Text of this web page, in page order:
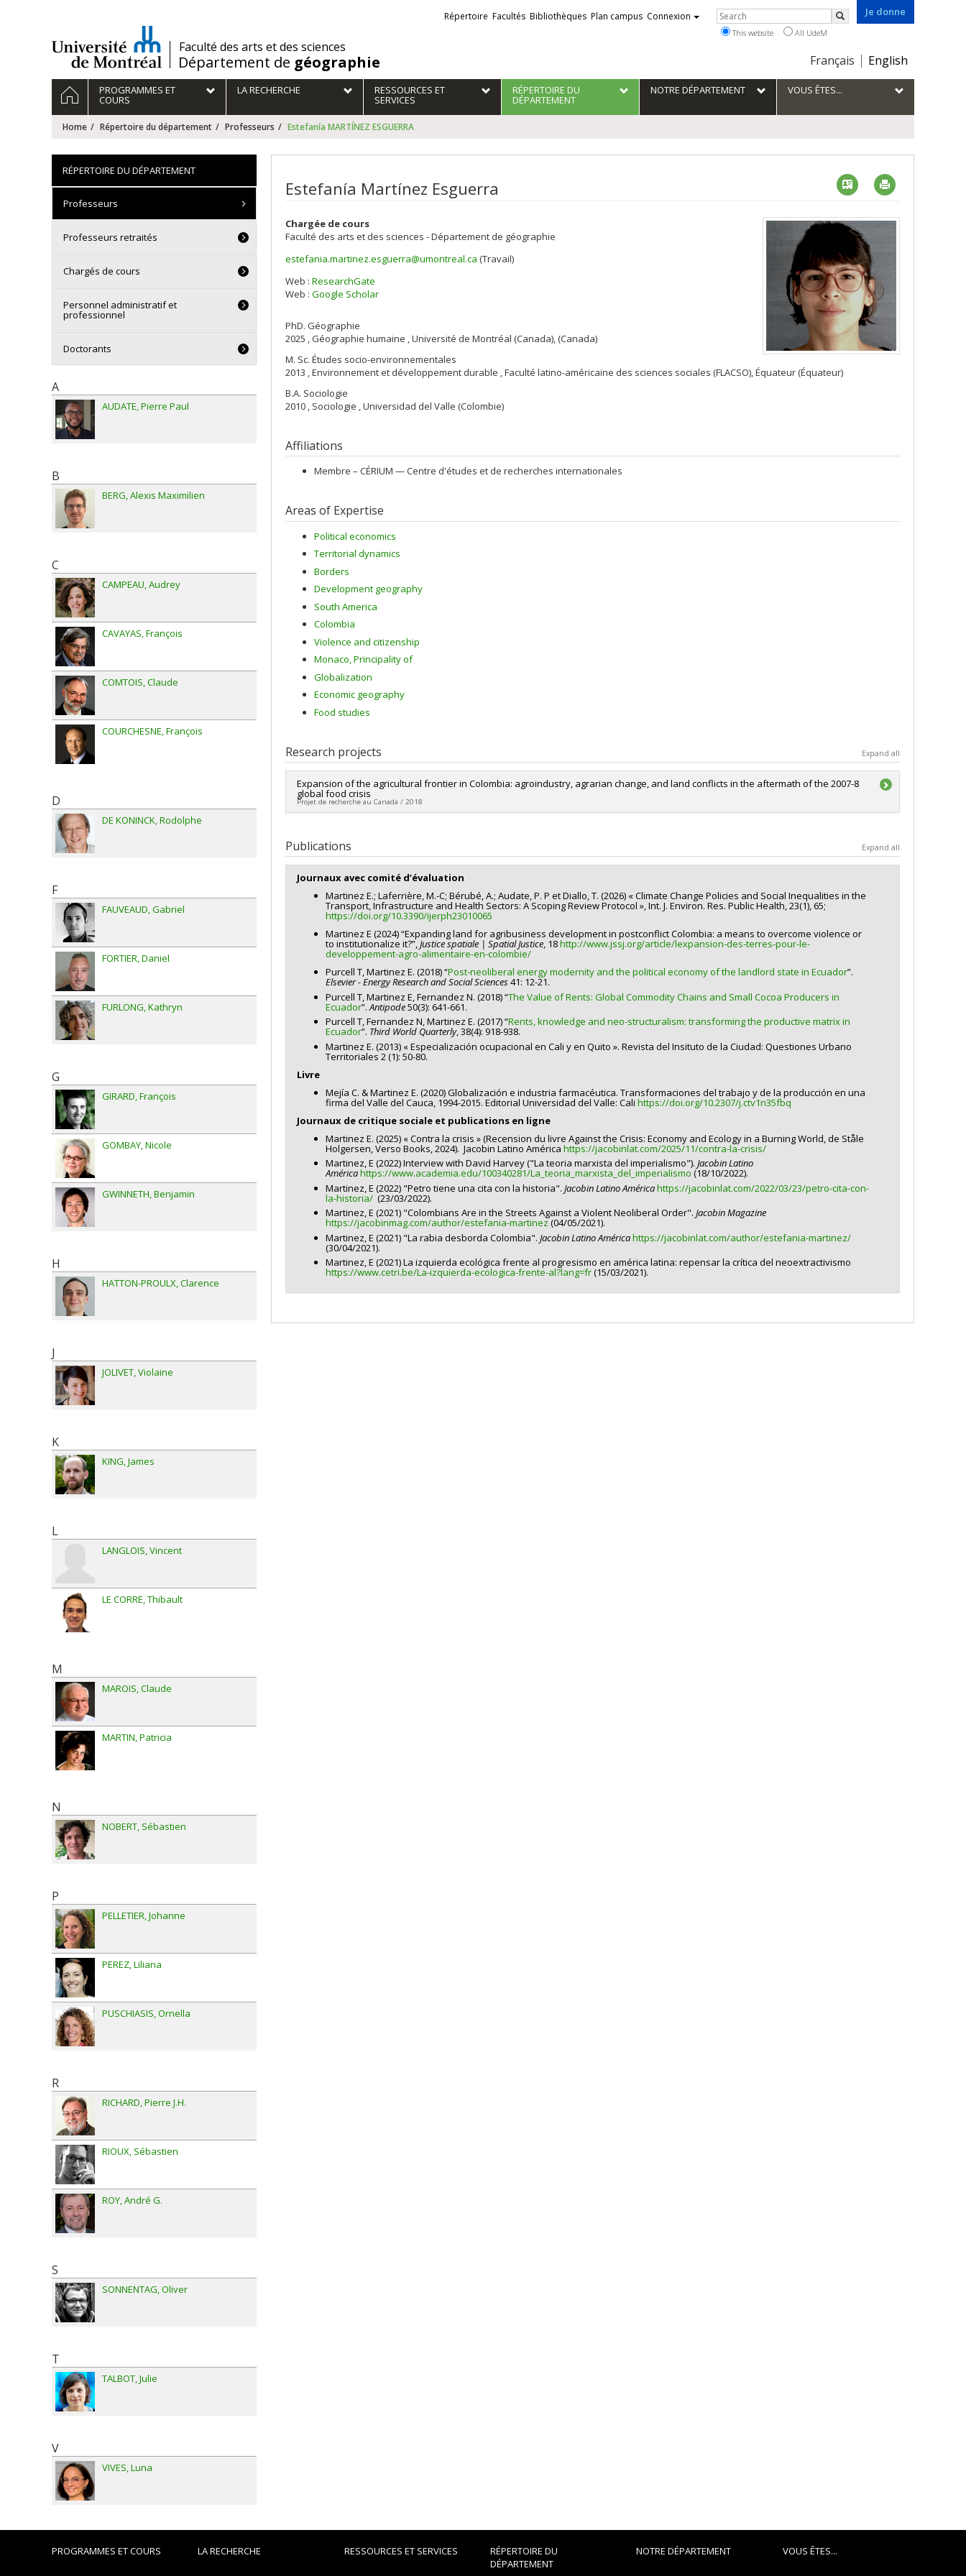
/Faculté des arts et des sciences
Département de géographie
Je donne
Choix
la
langue
Français English
Liens
externes
Répertoire Facultés Bibliothèques Plan campus Connexion Rechercher
Search
This website All UdeM
Navigation
principale
HOMEPROGRAMMES ET
COURS
LA RECHERCHE RESSOURCES ET
SERVICES
RÉPERTOIRE DU
DÉPARTEMENT
NOTRE DÉPARTEMENT VOUS ÊTES...
Home Répertoire du département Professeurs Estefanía MARTÍNEZ ESGUERRA
Estefanía Martínez Esguerra Vcard
Chargée de cours
Faculté des arts et des sciences - Département de géographie
estefania.martinez.esguerra@umontreal.ca (Travail)
Web : ResearchGate
Web : Google Scholar
PhD. Géographie
2025 , Géographie humaine , Université de Montréal (Canada), (Canada)
M. Sc. Études socio-environnementales
2013 , Environnement et développement durable , Faculté latino-américaine des sciences sociales (FLACSO), Équateur (Équateur)
B.A. Sociologie
2010 , Sociologie , Universidad del Valle (Colombie)
Affiliations
Membre – CÉRIUM — Centre d'études et de recherches internationales
Areas of Expertise
Political economics
Territorial dynamics
Borders
Development geography
South America
Colombia
Violence and citizenship
Monaco, Principality of
Globalization
Economic geography
Food studies
Research projects Expand all
Expansion of the agricultural frontier in Colombia: agroindustry, agrarian change, and land conflicts in the aftermath of the 2007-8
global food crisis
Projet de recherche au Canada / 2018
Funding sources:
Grant programs:PVXXXXXX-Subventions générales et projets spéciaux
Publications Expand all
Journaux avec comité d’évaluation
Martinez E.; Laferrière, M.-C; Bérubé, A.; Audate, P. P et Diallo, T. (2026) « Climate Change Policies and Social Inequalities in the
Transport, Infrastructure and Health Sectors: A Scoping Review Protocol », Int. J. Environ. Res. Public Health, 23(1), 65;
https://doi.org/10.3390/ijerph23010065
Martinez E (2024) “Expanding land for agribusiness development in postconflict Colombia: a means to overcome violence or
to institutionalize it?”,Justice spatiale | Spatial Justice, 18http://www.jssj.org/article/lexpansion-des-terres-pour-le-
developpement-agro-alimentaire-en-colombie/
Purcell T, Martinez E. (2018) “Post-neoliberal energy modernity and the political economy of the landlord state in Ecuador”.
Elsevier - Energy Research and Social Sciences41: 12-21.
Purcell T, Martinez E, Fernandez N. (2018) “The Value of Rents: Global Commodity Chains and Small Cocoa Producers in
Ecuador”. Antipode50(3): 641-661.
Purcell T, Fernandez N, Martinez E. (2017) “Rents, knowledge and neo-structuralism: transforming the productive matrix in
Ecuador”. Third World Quarterly, 38(4): 918-938.
Martinez E. (2013) « Especialización ocupacional en Cali y en Quito ». Revista del Insituto de la Ciudad: Questiones Urbano
Territoriales 2 (1): 50-80.
Livre
Mejía C. & Martinez E. (2020) Globalización e industria farmacéutica. Transformaciones del trabajo y de la producción en una
firma del Valle del Cauca, 1994-2015. Editorial Universidad del Valle: Cali https://doi.org/10.2307/j.ctv1n35fbq
Journaux de critique sociale et publications en ligne
Martinez E. (2025) « Contra la crisis » (Recension du livre Against the Crisis: Economy and Ecology in a Burning World, de Ståle
Holgersen, Verso Books, 2024). Jacobin Latino América https://jacobinlat.com/2025/11/contra-la-crisis/
Martinez, E (2022) Interview with David Harvey ("La teoria marxista del imperialismo"). Jacobin Latino
Américahttps://www.academia.edu/100340281/La_teoria_marxista_del_imperialismo (18/10/2022).
Martinez, E (2022) "Petro tiene una cita con la historia". Jacobin Latino Américahttps://jacobinlat.com/2022/03/23/petro-cita-con-
la-historia/ (23/03/2022).
Martinez, E (2021) "Colombians Are in the Streets Against a Violent Neoliberal Order". Jacobin Magazine
https://jacobinmag.com/author/estefania-martinez(04/05/2021).
Martinez, E (2021) "La rabia desborda Colombia". Jacobin Latino Américahttps://jacobinlat.com/author/estefania-martinez/
(30/04/2021).
Martinez, E (2021) La izquierda ecológica frente al progresismo en américa latina: repensar la crítica del neoextractivismo
https://www.cetri.be/La-izquierda-ecologica-frente-al?lang=fr(15/03/2021).
RÉPERTOIRE DU DÉPARTEMENT
Professeurs
Professeurs retraités
Chargés de cours
Personnel administratif et
professionnel
Doctorants
A
AUDATE Pierre Paul
B
BERG Alexis Maximilien
C
CAMPEAU Audrey
CAVAYAS François
COMTOIS Claude
COURCHESNE François
D
DE KONINCK Rodolphe
F
FAUVEAUD Gabriel
FORTIER Daniel
FURLONG Kathryn
G
GIRARD François
GOMBAY Nicole
GWINNETH Benjamin
H
HATTON-PROULX Clarence
J
JOLIVET Violaine
K
KING James
L
LANGLOIS Vincent
LE CORRE Thibault
M
MAROIS Claude
MARTIN Patricia
N
NOBERT Sébastien
P
PELLETIER Johanne
PEREZ Liliana
PUSCHIASIS Ornella
R
RICHARD Pierre J.H.
RIOUX Sébastien
ROY André G.
S
SONNENTAG Oliver
T
TALBOT Julie
V
VIVES Luna
PROGRAMMES ET COURS LA RECHERCHE RESSOURCES ET SERVICES
RÉPERTOIRE DU
DÉPARTEMENT
NOTRE DÉPARTEMENT VOUS ÊTES...